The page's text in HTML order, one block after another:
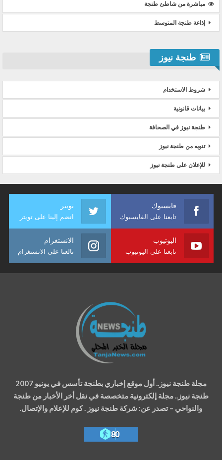
مباشرة من شاطئ طنجة
إذاعة طنجة المتوسط
طنجة نيوز
شروط الاستخدام
بيانات قانونية
طنجة نيوز في الصحافة
تنويه من طنجة نيوز
للإعلان على طنجة نيوز
فايسبوك
تابعنا على الفايسبوك
تويتر
انضم إلينا على تويتر
اليوتيوب
تابعنا على اليوتيوب
الانستغرام
تالعنا على الانستغرام
مجلة طنجة نيوز.. أول موقع إخباري بطنجة تأسس في يونيو 2007
طنجة نيوز.. مجلة إلكترونية متخصصة في نقل أخر الأخبار من طنجة
والنواحي – تصدر عن: شركة طنجة نيوز . كوم للإعلام والإتصال.
80